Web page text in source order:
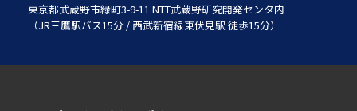
東京都武蔵野市緑町3-9-11 NTT武蔵野研究開発センタ内
（JR三鷹駅バス15分 / 西武新宿線東伏見駅 徒歩15分）